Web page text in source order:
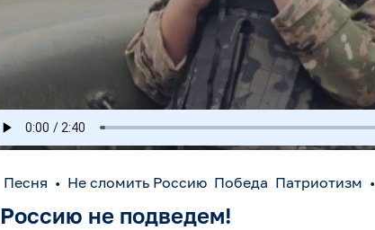
Песня • Не сломить Россию Победа Патриотизм •
Россию не подведем!